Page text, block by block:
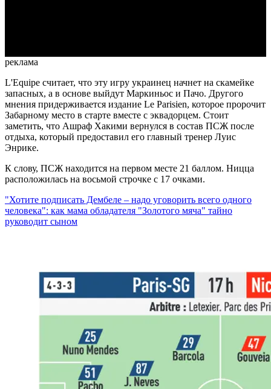
реклама
L'Equipe считает, что эту игру украинец начнет на скамейке
запасных, а в основе выйдут Маркиньос и Пачо. Другого
мнения придерживается издание Le Parisien, которое пророчит
Забарному место в старте вместе с эквадорцем. Стоит
заметить, что Ашраф Хакими вернулся в состав ПСЖ после
отдыха, который предоставил его главный тренер Луис
Энрике.
К слову, ПСЖ находится на первом месте 21 баллом. Ницца
расположилась на восьмой строчке с 17 очками.
"Хотите подписать Дембеле – надо уговорить всего одного
человека": как мама обладателя "Золотого мяча" тайно
руководит сыном